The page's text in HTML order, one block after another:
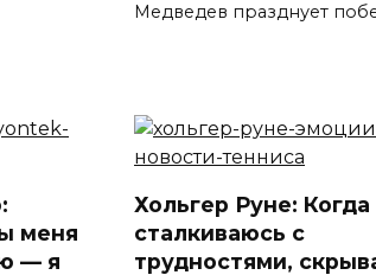
Медведев празднует
меня
— я
Хольгер Руне: Когда
сталкиваюсь с
трудностями,